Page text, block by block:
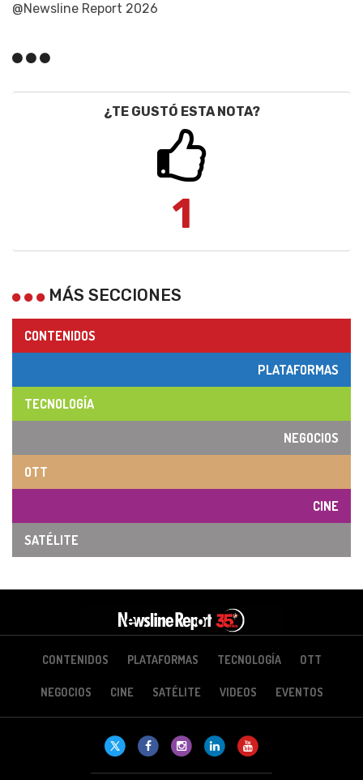
@Newsline Report 2026
¿TE GUSTÓ ESTA NOTA?
1
MÁS SECCIONES
CONTENIDOS
PLATAFORMAS
TECNOLOGÍA
NEGOCIOS
OTT
CINE
SATÉLITE
CONTENIDOS PLATAFORMAS TECNOLOGÍA OTT
NEGOCIOS CINE SATÉLITE VIDEOS EVENTOS